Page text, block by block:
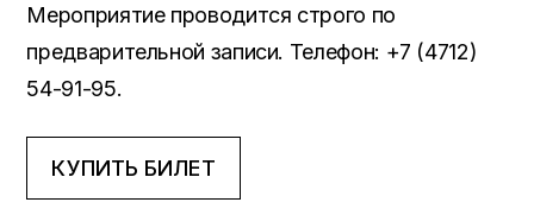
Мероприятие проводится строго по
предварительной записи. Телефон: +7 (4712)
54-91-95.
КУПИТЬ БИЛЕТ